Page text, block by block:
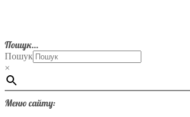
Пошук…
Пошук
×
Меню сайту: